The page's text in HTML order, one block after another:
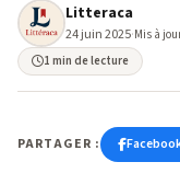
Litteraca
24 juin 2025·Mis à
1 min de lecture
PARTAGER :